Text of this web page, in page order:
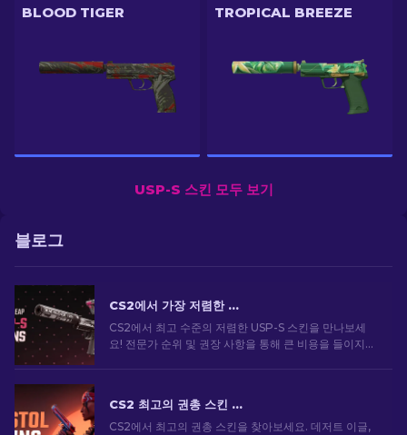
BLOOD TIGER TROPICAL BREEZE
USP-S 스킨 모두 보기
블로그
CS2에서 가장 저렴한 USP-S 스킨: 순위 목록 [2026]
CS2에서 최고 수준의 저렴한 USP-S 스킨을 만나보세
요! 전문가 순위 및 권장 사항을 통해 큰 비용을 들이지
CS2 최고의 권총 스킨 [2026]
CS2에서 최고의 권총 스킨을 찾아보세요. 데저트 이글,